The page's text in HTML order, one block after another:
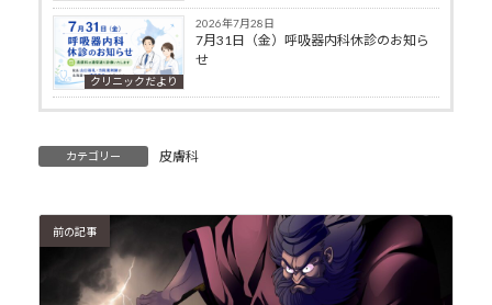
クリニックだより
2026年7月28日
7月31日（金）呼吸器内科休診のお知ら
せ
カテゴリー 皮膚科
前の記事